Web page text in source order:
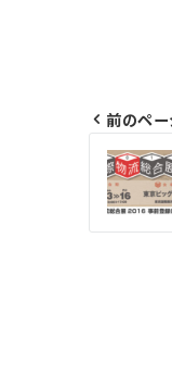
投
稿
ナ
前のペ